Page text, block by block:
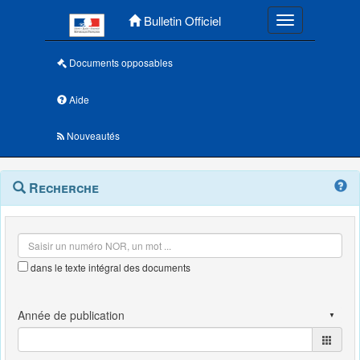
Bulletin Officiel Toggle
Documents opposables
Aide
Nouveautés
Navigation
outils
Menu
contextuel
Recherche
dans le texte intégral des documents